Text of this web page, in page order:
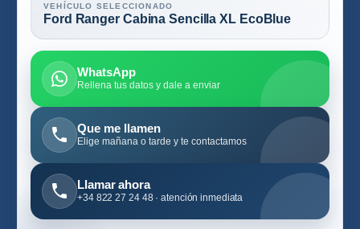
VEHÍCULO SELECCIONADO
Ford Ranger Cabina Sencilla XL EcoBlue
WhatsApp
Rellena tus datos y dale a enviar
Que me llamen
Elige mañana o tarde y te contactamos
Llamar ahora
+34 822 27 24 48 · atención inmediata